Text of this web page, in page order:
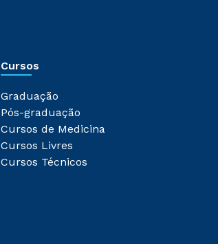
Cursos
Graduação
Pós-graduação
Cursos de Medicina
Cursos Livres
Cursos Técnicos